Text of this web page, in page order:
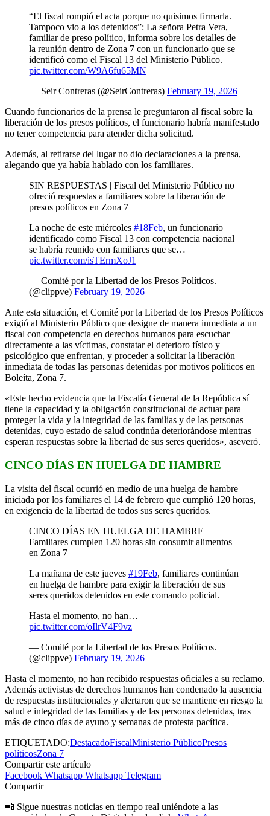
“El fiscal rompió el acta porque no quisimos firmarla.
Tampoco vio a los detenidos”: La señora Petra Vera,
familiar de preso político, informa sobre los detalles de
la reunión dentro de Zona 7 con un funcionario que se
identificó como el Fiscal 13 del Ministerio Público.
pic.twitter.com/W9A6fu65MN
— Seir Contreras (@SeirContreras) February 19, 2026
Cuando funcionarios de la prensa le preguntaron al fiscal sobre la
liberación de los presos políticos, el funcionario habría manifestado
no tener competencia para atender dicha solicitud.
Además, al retirarse del lugar no dio declaraciones a la prensa,
alegando que ya había hablado con los familiares.
SIN RESPUESTAS | Fiscal del Ministerio Público no
ofreció respuestas a familiares sobre la liberación de
presos políticos en Zona 7
La noche de este miércoles #18Feb, un funcionario
identificado como Fiscal 13 con competencia nacional
se habría reunido con familiares que se…
pic.twitter.com/isTErmXoJ1
— Comité por la Libertad de los Presos Políticos.
(@clippve) February 19, 2026
Ante esta situación, el Comité por la Libertad de los Presos Políticos
exigió al Ministerio Público que designe de manera inmediata a un
fiscal con competencia en derechos humanos para escuchar
directamente a las víctimas, constatar el deterioro físico y
psicológico que enfrentan, y proceder a solicitar la liberación
inmediata de todas las personas detenidas por motivos políticos en
Boleíta, Zona 7.
«Este hecho evidencia que la Fiscalía General de la República sí
tiene la capacidad y la obligación constitucional de actuar para
proteger la vida y la integridad de las familias y de las personas
detenidas, cuyo estado de salud continúa deteriorándose mientras
esperan respuestas sobre la libertad de sus seres queridos», aseveró.
CINCO DÍAS EN HUELGA DE HAMBRE
La visita del fiscal ocurrió en medio de una huelga de hambre
iniciada por los familiares el 14 de febrero que cumplió 120 horas,
en exigencia de la libertad de todos sus seres queridos.
CINCO DÍAS EN HUELGA DE HAMBRE |
Familiares cumplen 120 horas sin consumir alimentos
en Zona 7
La mañana de este jueves #19Feb, familiares continúan
en huelga de hambre para exigir la liberación de sus
seres queridos detenidos en este comando policial.
Hasta el momento, no han…
pic.twitter.com/oIlrV4F9vz
— Comité por la Libertad de los Presos Políticos.
(@clippve) February 19, 2026
Hasta el momento, no han recibido respuestas oficiales a su reclamo.
Además activistas de derechos humanos han condenado la ausencia
de respuestas institucionales y alertaron que se mantiene en riesgo la
salud e integridad de las familias y de las personas detenidas, tras
más de cinco días de ayuno y semanas de protesta pacífica.
ETIQUETADO:DestacadoFiscalMinisterio PúblicoPresos
políticosZona 7
Compartir este artículo
Facebook Whatsapp Whatsapp Telegram
Compartir
📲 Sigue nuestras noticias en tiempo real uniéndote a las